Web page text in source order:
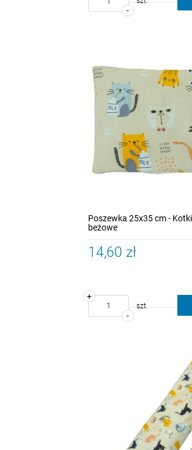
-
Poszewka 25x35 cm -
beżowe
14,60 zł
-
+
szt.